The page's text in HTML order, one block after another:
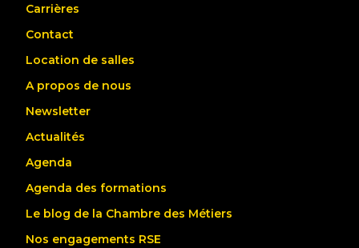
Carrières
Contact
Location de salles
A propos de nous
Newsletter
Actualités
Agenda
Agenda des formations
Le blog de la Chambre des Métiers
Nos engagements RSE